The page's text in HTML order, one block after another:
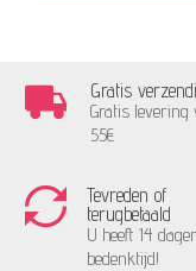
Gratis
Gratis levering
55€
Tevreden of
terugbetaald
U heeft 14
bedenktijd!